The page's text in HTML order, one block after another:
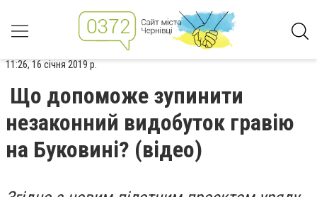
11:26, 16 січня 2019 р.
Що допоможе зупинити
незаконний видобуток гравію
на Буковині? (відео)